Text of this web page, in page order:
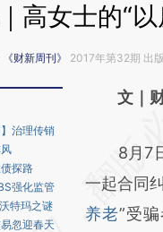
高女士的“
《财新周刊》 2017年第32期 出
】治理传销
探路
强化监管
特玛之谜
忽迎春天
请务必在
[https://
(https://
成，可能
文｜
8月7日
一起合同
养老”受